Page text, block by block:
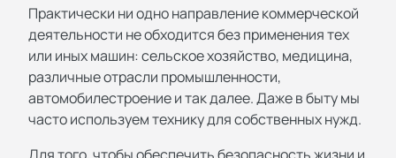
Практически ни одно направление коммерческой
деятельности не обходится без применения тех
или иных машин: сельское хозяйство, медицина,
различные отрасли промышленности,
автомобилестроение и так далее. Даже в быту мы
часто используем технику для собственных нужд.